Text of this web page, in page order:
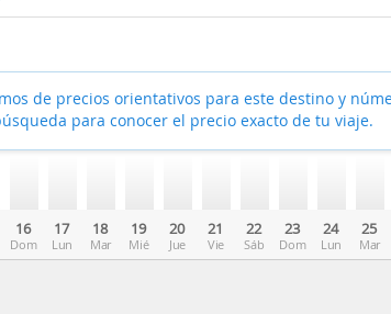
16
Dom
17
Lun
18
Mar
19
Mié
20
Jue
21
Vie
22
Sáb
23
Dom
24
Lun
25
Mar
de precios orientativos para este destino y
para conocer el precio exacto de tu viaje.